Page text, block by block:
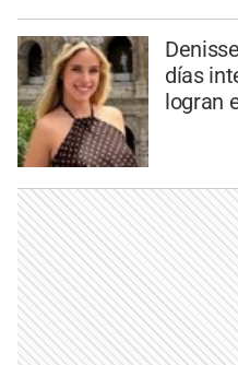
días
logran